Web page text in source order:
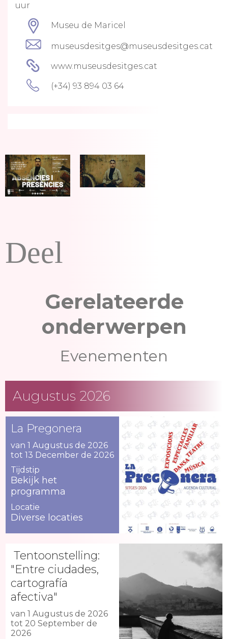
uur
Museu de Maricel
museusdesitges@museusdesitges.cat
www.museusdesitges.cat
(+34) 93 894 03 64
Deel
Gerelateerde
onderwerpen
Evenementen
Augustus 2026
La Pregonera
van 1 Augustus de 2026
tot 13 December de 2026
Tijdstip
Bekijk het
programma
Locatie
Diverse locaties
Tentoonstelling:
"Entre ciudades,
cartografía
afectiva"
van 1 Augustus de 2026
tot 20 September de
2026